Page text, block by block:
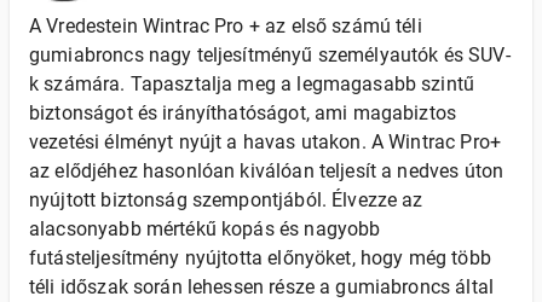
A Vredestein Wintrac Pro + az első számú téli
gumiabroncs nagy teljesítményű személyautók és SUV-
k számára. Tapasztalja meg a legmagasabb szintű
biztonságot és irányíthatóságot, ami magabiztos
vezetési élményt nyújt a havas utakon. A Wintrac Pro+
az elődjéhez hasonlóan kiválóan teljesít a nedves úton
nyújtott biztonság szempontjából. Élvezze az
alacsonyabb mértékű kopás és nagyobb
futásteljesítmény nyújtotta előnyöket, hogy még több
téli időszak során lehessen része a gumiabroncs által